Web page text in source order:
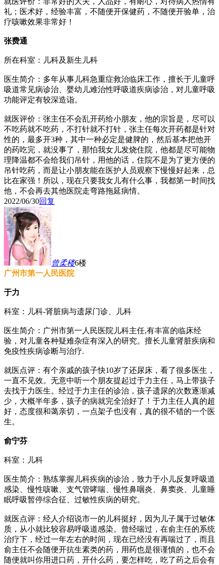
礼；医术好，经验丰富，不随便开保健药，不随便开验单，治
疗咳嗽效果非常好！
张费通
所在科室：儿科及新生儿科
医生简介：多年从事儿科急重症救治临床工作，擅长于儿童呼
吸道常见病诊治、婴幼儿难治性呼吸道疾病诊治，对儿童呼吸
功能评定有较深造诣。
就医评价：张主任不会乱开药给小朋友，他的宗旨是，尽可以
不吃药就不吃药，不打针就不打针，张主任每次开药都是针对
性的，最多开3种，其中一种必定是健脾的，然后基本把他开
的药吃完，就没事了，那怕我女儿发烧住院，他都是尽可能物
理降温都不会给我们吊针，用他的话，住院不是为了更方便的
吊针吃药，而是让小朋友能在医护人员观察下慢慢好起来，总
比在家强！所以，现在只要我女儿有什么事，我都第一时间找
他，不会再去其他医院走弯路拖延病情。
2022/06/30回复
曾柔楼6楼
广州市第一人民医院
于力
科室：儿科-肾脏病与遗尿门诊、儿科
医生简介：广州市第一人民医院儿科主任,有丰富的临床经
验，对儿童各种疑难杂症有深入的研究。擅长儿童肾脏疾病和
免疫性疾病诊断与治疗.
就医点评：有个亲戚的孩子快10岁了还尿床，看了很多医生，
一直不见效。无意中听一个朋友提起过于力主任，马上带孩子
去找于力医生。经过于力主任的诊治，孩子遗尿的次数逐渐减
少，大概半年多，孩子的病就完全治好了！于力主任人真的超
好，态度很和蔼亲切，一点架子也没有，真的很不错的一个医
生。
俞宁芬
科室：儿科
医生简介：熟练掌握儿科疾病的诊治，致力于小儿反复呼吸道
感染、慢性咳嗽、支气管哮喘、慢性鼻咽炎、鼻窦炎、儿童睡
眠呼吸暂停综合征、过敏性疾病的研究。
就医点评：经人介绍说市一的儿科挺好，因为儿子属于过敏体
质，从小就比较容易呼吸道感染。曾经喘过，在俞主任的系统
治疗下，经过一年左右的时间，现在已经没有再喘过了，而且
俞主任不会随便开抗生素类的药，用药也是很谨慎的，也不会
随便就叫你用进口药，开什么药，要怎样吃，吃了药之后会有